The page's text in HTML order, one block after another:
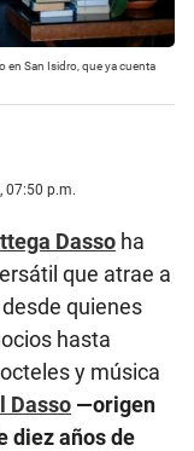
en San Isidro, que ya cuenta
p.m.
Dasso ha
que atrae a
quienes
hasta
y música
Dasso —origen
diez años de